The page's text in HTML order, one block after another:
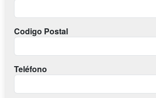
Codigo Postal
Teléfono